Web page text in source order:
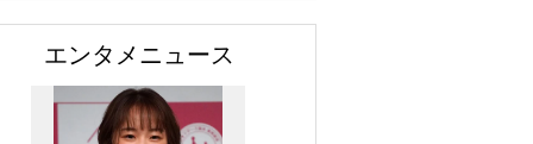
エンタメニュース